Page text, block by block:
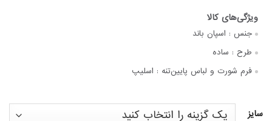
جنس : اسپان باند
طرح : ساده
فرم شورت و لباس پایین‌تنه : اسلیپ
سایز